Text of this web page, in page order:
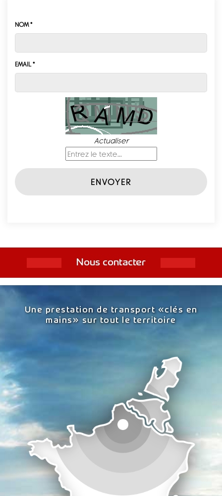
NOM *
EMAIL *
Actualiser
Nous contacter
Une prestation de transport «clés en
mains» sur tout le territoire